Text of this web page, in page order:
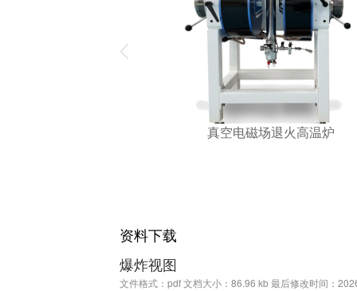
真空电磁场退火高温炉
资料下载
爆炸视图
文件格式：pdf文档大小：86.96 kb最后修改时间：